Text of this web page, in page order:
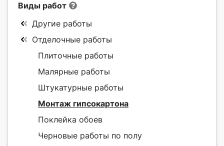
Виды работ
Другие работы
Отделочные работы
Плиточные работы
Малярные работы
Штукатурные работы
Монтаж гипсокартона
Поклейка обоев
Черновые работы по полу